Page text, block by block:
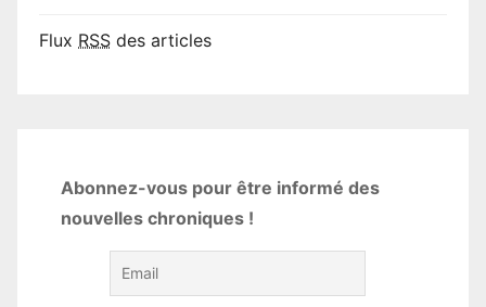
Flux RSS des articles
Abonnez-vous pour être informé des
nouvelles chroniques !